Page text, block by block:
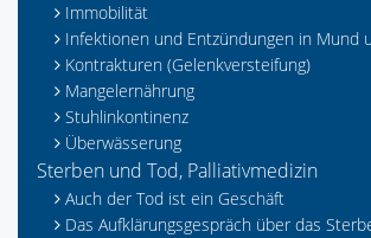
Immobilität
Infektionen und Entzündungen in Mund
Kontrakturen (Gelenkversteifung)
Mangelernährung
Stuhlinkontinenz
Überwässerung
Sterben und Tod, Palliativmedizin
Auch der Tod ist ein Geschäft
Das Aufklärungsgespräch über das